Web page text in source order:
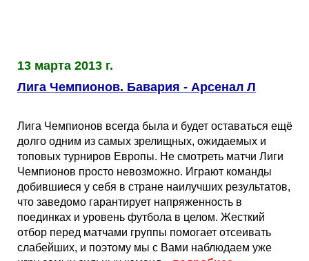
13 марта 2013 г.
Лига Чемпионов. Бавария - Арсенал Л
Лига Чемпионов всегда была и будет оставаться ещё
долго одним из самых зрелищных, ожидаемых и
топовых турниров Европы. Не смотреть матчи Лиги
Чемпионов просто невозможно. Играют команды
добившиеся у себя в стране наилучших результатов,
что заведомо гарантирует напряженность в
поединках и уровень футбола в целом. Жесткий
отбор перед матчами группы помогает отсеивать
слабейших, и поэтому мы с Вами наблюдаем уже